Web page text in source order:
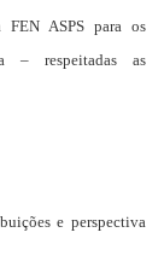
FEN ASPS para os
– respeitadas as
e perspectiva